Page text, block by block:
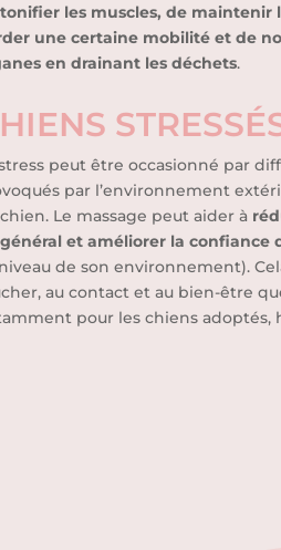
tonifier les muscles, de maintenir
une certaine mobilité et de
en drainant les déchets.
peut être occasionné par
par l’environnement
Le massage peut aider à
et améliorer la confiance
de son environnement).
au contact et au bien-être
pour les chiens adoptés,